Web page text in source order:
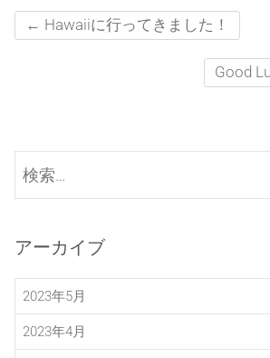
← Hawaiiに行ってきました！
Good
アーカイブ
2023年5月
2023年4月